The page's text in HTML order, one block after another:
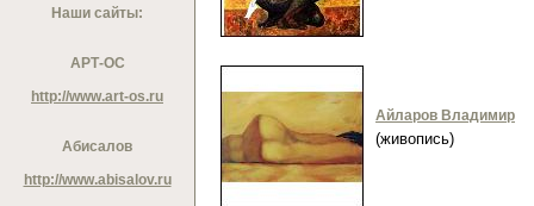
Наши сайты:
АРТ-ОС
http://www.art-os.ru
Абисалов
http://www.abisalov.ru
Айларов Владимир
(живопись)